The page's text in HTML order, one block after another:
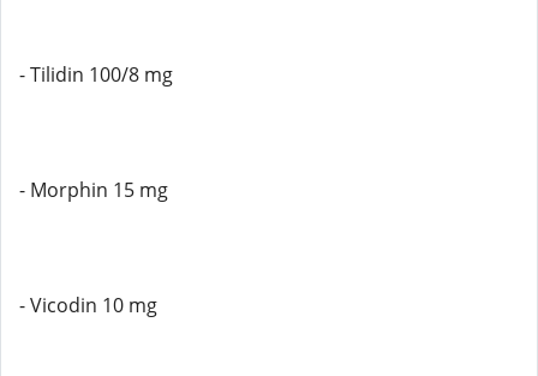
- Tilidin 100/8 mg
- Morphin 15 mg
- Vicodin 10 mg